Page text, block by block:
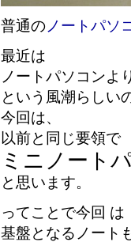
普通の ノートパソ
最近は
ノートパソコンよ
という風潮らしい
今回は、
以前と同じ要領で
ミニノート
と思います。
ってことで今回 は
基盤となるノート